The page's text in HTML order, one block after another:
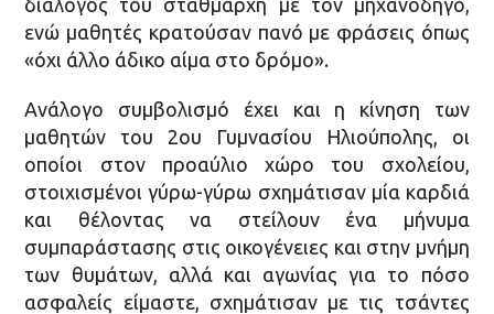
ενώ μαθητές κρατούσαν πανό με φράσεις όπως
«όχι άλλο άδικο αίμα στο δρόμο».
Ανάλογο συμβολισμό έχει και η κίνηση των
μαθητών του 2ου Γυμνασίου Ηλιούπολης, οι
οποίοι στον προαύλιο χώρο του σχολείου,
στοιχισμένοι γύρω-γύρω σχημάτισαν μία καρδιά
και θέλοντας να στείλουν ένα μήνυμα
συμπαράστασης στις οικογένειες και στην μνήμη
των θυμάτων, αλλά και αγωνίας για το πόσο
ασφαλείς είμαστε, σχημάτισαν με τις τσάντες